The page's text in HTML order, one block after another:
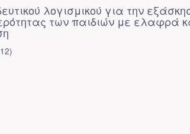
λογισμικού για την
των παιδιών με ελαφρά
)